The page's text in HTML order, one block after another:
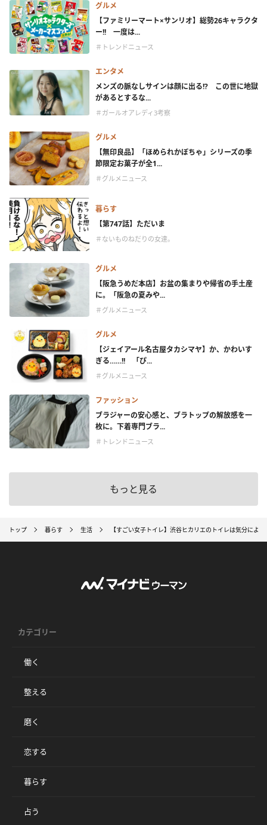
グルメ
【ファミリーマート×サンリオ】総勢26キャラクタ
ー!! 一度は...
＃トレンドニュース
エンタメ
メンズの脈なしサインは顔に出る!? この世に地獄
があるとするな...
＃ガールオアレディ3考察
グルメ
【無印良品】「ほめられかぼちゃ」シリーズの季
節限定お菓子が全1...
＃グルメニュース
暮らす
【第747話】ただいま
＃ないものねだりの女達。
グルメ
【阪急うめだ本店】お盆の集まりや帰省の手土産
に。「阪急の夏みや...
＃グルメニュース
グルメ
【ジェイアール名古屋タカシマヤ】か、かわいす
ぎる……!! 「ぴ...
＃グルメニュース
ファッション
ブラジャーの安心感と、ブラトップの解放感を一
枚に。下着専門ブラ...
＃トレンドニュース
もっと見る
トップ 暮らす 生活 【すごい女子トイレ】渋谷ヒカリエのトイレは気分によ
カテゴリー
働く
整える
磨く
恋する
暮らす
占う